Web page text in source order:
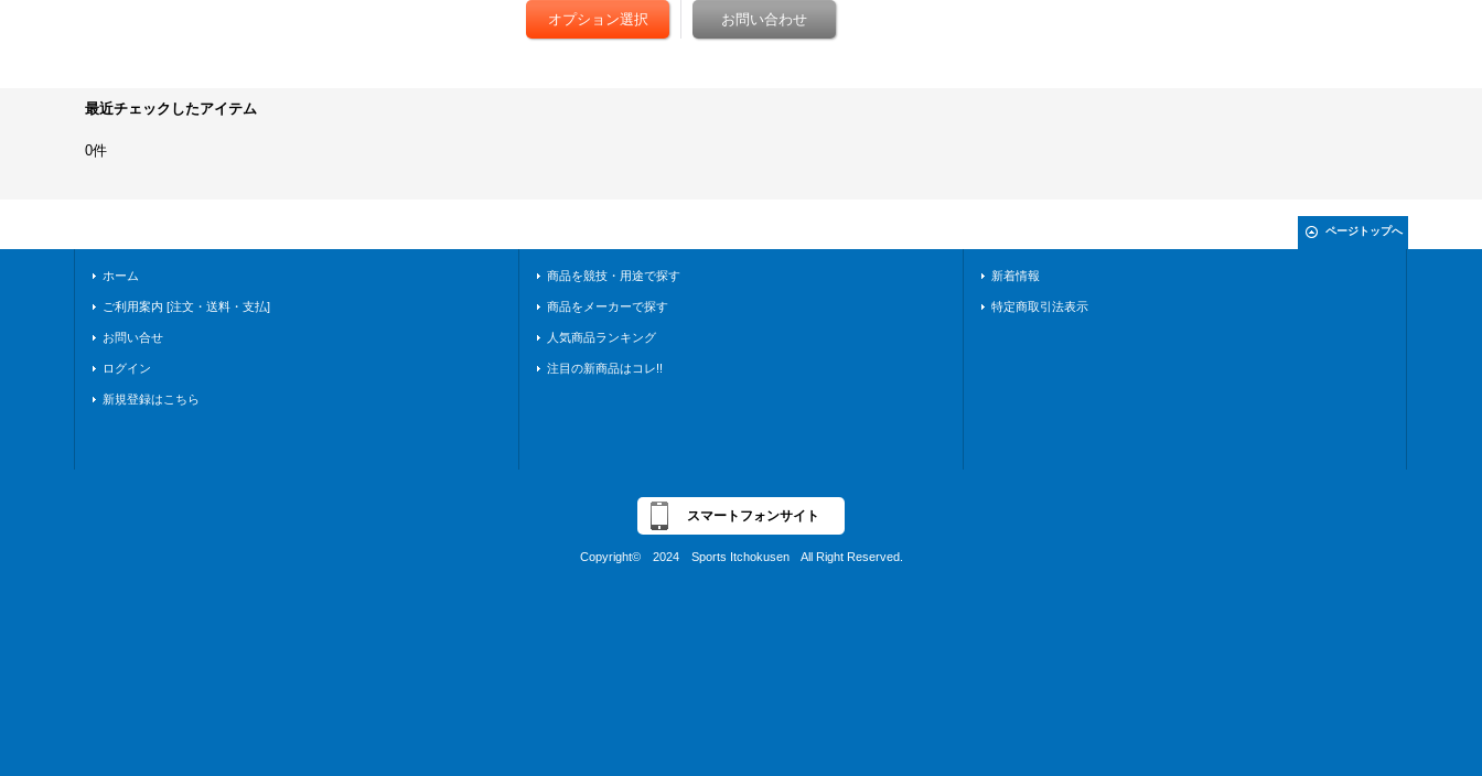
最近チェックしたアイテム
0件
ページトップへ
ホーム
ご利用案内 [注文・送料・支払]
お問い合せ
ログイン
新規登録はこちら
商品を競技・用途で探す
商品をメーカーで探す
人気商品ランキング
注目の新商品はコレ!!
新着情報
特定商取引法表示
スマートフォンサイト
Copyright© 2024 Sports Itchokusen All Right Reserved.